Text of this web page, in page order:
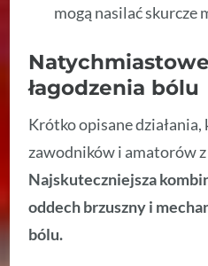
mogą nasilać skurcze
łagodzenia bólu
Krótko opisane
zawodników i amatorów
Najskuteczniejsza
oddech brzuszny i
bólu.